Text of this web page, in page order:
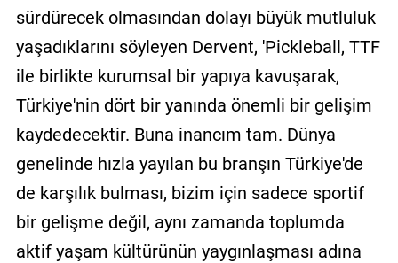
sürdürecek olmasından dolayı büyük mutluluk
yaşadıklarını söyleyen Dervent, 'Pickleball, TTF
ile birlikte kurumsal bir yapıya kavuşarak,
Türkiye'nin dört bir yanında önemli bir gelişim
kaydedecektir. Buna inancım tam. Dünya
genelinde hızla yayılan bu branşın Türkiye'de
de karşılık bulması, bizim için sadece sportif
bir gelişme değil, aynı zamanda toplumda
aktif yaşam kültürünün yaygınlaşması adına